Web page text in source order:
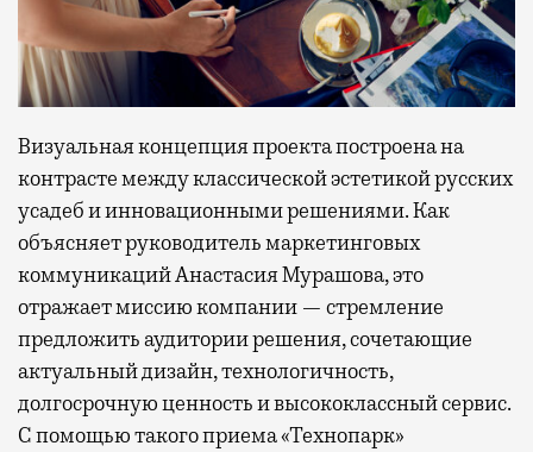
Визуальная концепция проекта построена на
контрасте между классической эстетикой русских
усадеб и инновационными решениями. Как
объясняет руководитель маркетинговых
коммуникаций Анастасия Мурашова, это
отражает миссию компании — стремление
предложить аудитории решения, сочетающие
актуальный дизайн, технологичность,
долгосрочную ценность и высококлассный сервис.
С помощью такого приема «Технопарк»